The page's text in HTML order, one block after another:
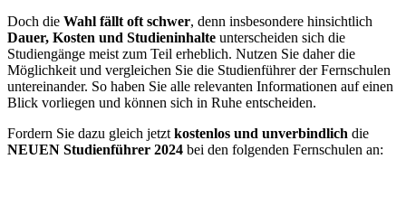
Doch die Wahl fällt oft schwer, denn insbesondere hinsichtlich
Dauer, Kosten und Studieninhalte unterscheiden sich die
Studiengänge meist zum Teil erheblich. Nutzen Sie daher die
Möglichkeit und vergleichen Sie die Studienführer der Fernschulen
untereinander. So haben Sie alle relevanten Informationen auf einen
Blick vorliegen und können sich in Ruhe entscheiden.
Fordern Sie dazu gleich jetzt kostenlos und unverbindlich die
NEUEN Studienführer 2024 bei den folgenden Fernschulen an: